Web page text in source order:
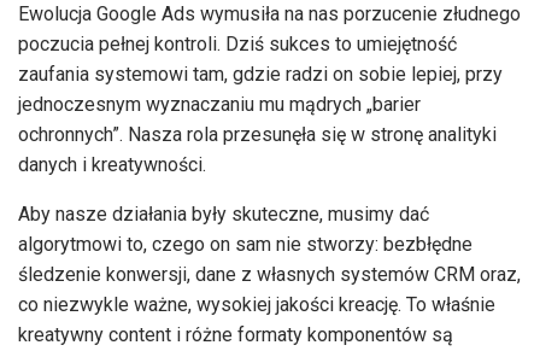
Ewolucja Google Ads wymusiła na nas porzucenie złudnego
poczucia pełnej kontroli. Dziś sukces to umiejętność
zaufania systemowi tam, gdzie radzi on sobie lepiej, przy
jednoczesnym wyznaczaniu mu mądrych „barier
ochronnych”. Nasza rola przesunęła się w stronę analityki
danych i kreatywności.
Aby nasze działania były skuteczne, musimy dać
algorytmowi to, czego on sam nie stworzy: bezbłędne
śledzenie konwersji, dane z własnych systemów CRM oraz,
co niezwykle ważne, wysokiej jakości kreację. To właśnie
kreatywny content i różne formaty komponentów są